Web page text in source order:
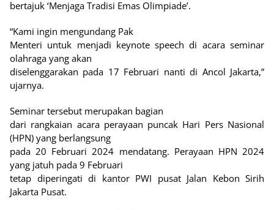
bertajuk ‘Menjaga Tradisi Emas Olimpiade’.
“Kami ingin mengundang Pak
Menteri untuk menjadi keynote speech di acara seminar
olahraga yang akan
diselenggarakan pada 17 Februari nanti di Ancol Jakarta,”
ujarnya.
Seminar tersebut merupakan bagian
dari rangkaian acara perayaan puncak Hari Pers Nasional
(HPN) yang berlangsung
pada 20 Februari 2024 mendatang. Perayaan HPN 2024
yang jatuh pada 9 Februari
tetap diperingati di kantor PWI pusat Jalan Kebon Sirih
Jakarta Pusat.